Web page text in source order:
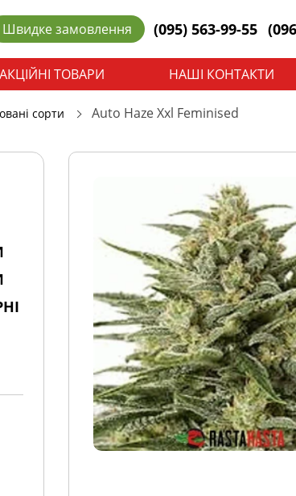
Швидке замовлення (095) 563-99-55
АКЦІЙНІ ТОВАРИ НАШІ КОНТАКТИ
сорти Auto Haze Xxl Feminised